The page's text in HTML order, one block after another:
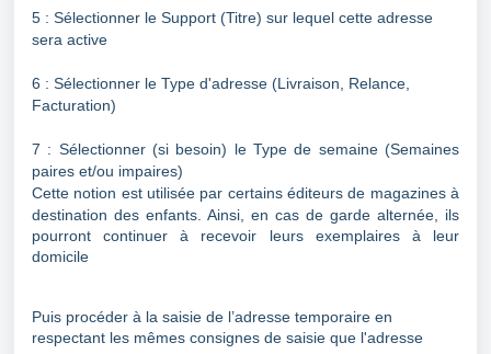
5 : Sélectionner le Support (Titre) sur lequel cette adresse
sera active
6 : Sélectionner le Type d'adresse (Livraison, Relance,
Facturation)
7 : Sélectionner (si besoin) le Type de semaine (Semaines
paires et/ou impaires)
Cette notion est utilisée par certains éditeurs de magazines à
destination des enfants. Ainsi, en cas de garde alternée, ils
pourront continuer à recevoir leurs exemplaires à leur
domicile
Puis procéder à la saisie de l’adresse temporaire en
respectant les mêmes consignes de saisie que l'adresse